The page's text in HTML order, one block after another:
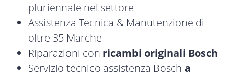
pluriennale nel settore
Assistenza Tecnica & Manutenzione di
oltre 35 Marche
Riparazioni con ricambi originali Bosch
Servizio tecnico assistenza Bosch a